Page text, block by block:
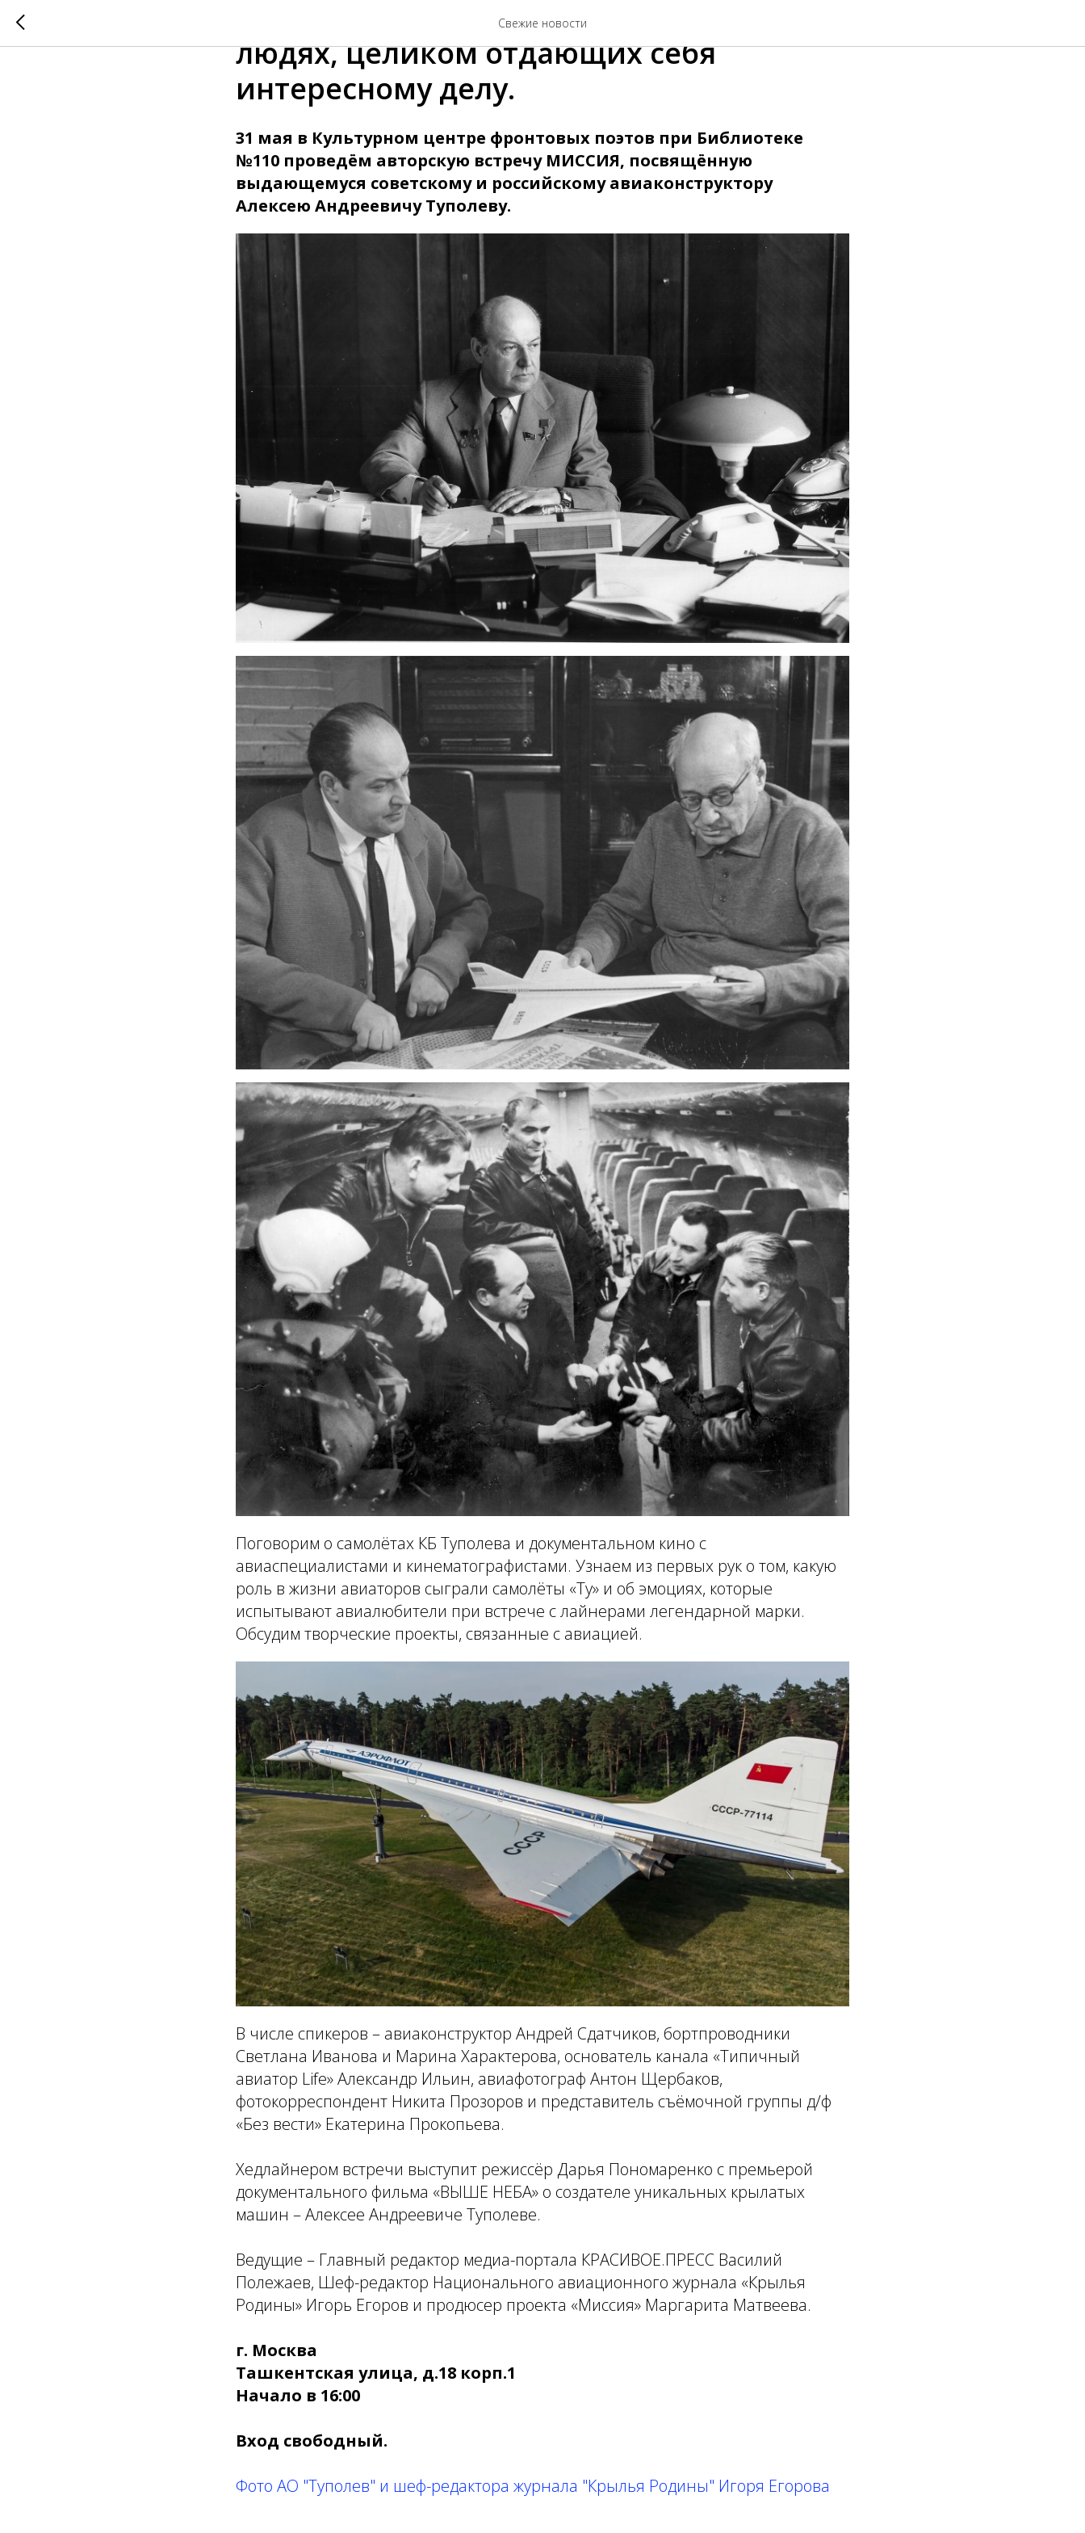
Свежие новости
МИССИЯ – проект Василия Полежаева о
людях, целиком отдающих себя
интересному делу.
31 мая в Культурном центре фронтовых поэтов при Библиотеке
№110 проведём авторскую встречу МИССИЯ, посвящённую
выдающемуся советскому и российскому авиаконструктору
Алексею Андреевичу Туполеву.
Поговорим о самолётах КБ Туполева и документальном кино с
авиаспециалистами и кинематографистами. Узнаем из первых рук о том, какую
роль в жизни авиаторов сыграли самолёты «Ту» и об эмоциях, которые
испытывают авиалюбители при встрече с лайнерами легендарной марки.
Обсудим творческие проекты, связанные с авиацией.
В числе спикеров – авиаконструктор Андрей Сдатчиков, бортпроводники
Светлана Иванова и Марина Характерова, основатель канала «Типичный
авиатор Life» Александр Ильин, авиафотограф Антон Щербаков,
фотокорреспондент Никита Прозоров и представитель съёмочной группы д/ф
«Без вести» Екатерина Прокопьева.
Хедлайнером встречи выступит режиссёр Дарья Пономаренко с премьерой
документального фильма «ВЫШЕ НЕБА» о создателе уникальных крылатых
машин – Алексее Андреевиче Туполеве.
Ведущие – Главный редактор медиа-портала КРАСИВОЕ.ПРЕСС Василий
Полежаев, Шеф-редактор Национального авиационного журнала «Крылья
Родины» Игорь Егоров и продюсер проекта «Миссия» Маргарита Матвеева.
г. Москва
Ташкентская улица, д.18 корп.1
Начало в 16:00
Вход свободный.
Фото АО "Туполев" и шеф-редактора журнала "Крылья Родины" Игоря Егорова